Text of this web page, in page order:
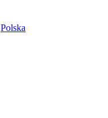
Polska